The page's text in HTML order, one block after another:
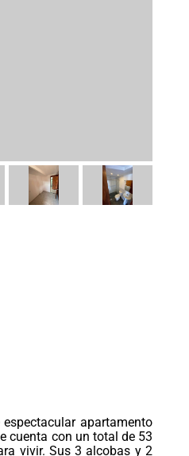
apartamento
cuenta con un total de 53
vivir. Sus 3 alcobas y 2